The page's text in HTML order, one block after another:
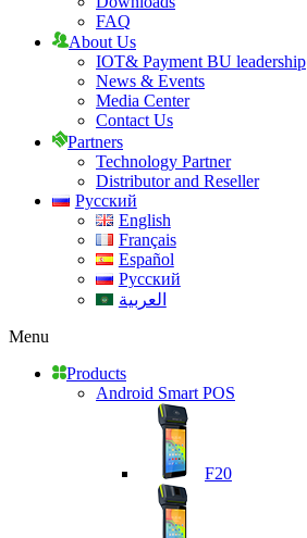
FAQ
About Us
IOT& Payment BU leadership
News & Events
Media Center
Contact Us
Partners
Technology Partner
Distributor and Reseller
Русский
English
Français
Español
Русский
العربية
Menu
Products
Android Smart POS
F20